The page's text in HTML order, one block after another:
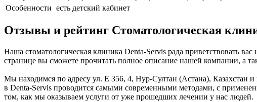
Особенности есть детский кабинет
Отзывы и рейтинг Стоматологическая
Наша стоматологическая клиника Denta-Servis рада приветствовать
странице вы сможете прочитать полное описание нашей компании, а
Мы находимся по адресу ул. Е 356, 4, Нур-Султан (Астана), Казахстан
в Denta-Servis проводится самыми современными методами, с
том, как мы оказываем услуги от уже прошедших лечении у нас людей.